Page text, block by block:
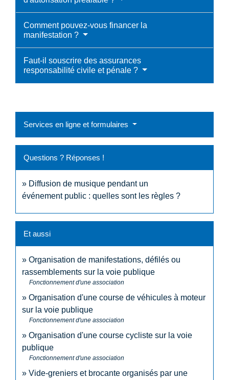
Comment pouvez-vous financer la
manifestation ?
Faut-il souscrire des assurances
responsabilité civile et pénale ?
Services en ligne et formulaires
Questions ? Réponses !
Diffusion de musique pendant un
événement public : quelles sont les règles ?
Et aussi
Organisation de manifestations, défilés ou
rassemblements sur la voie publique
Fonctionnement d'une association
Organisation d'une course de véhicules à moteur
sur la voie publique
Fonctionnement d'une association
Organisation d'une course cycliste sur la voie
publique
Fonctionnement d'une association
Vide-greniers et brocante organisés par une